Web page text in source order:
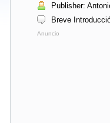
Publisher:
Breve
Anuncio